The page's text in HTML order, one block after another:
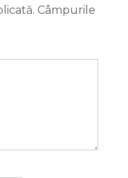
Câmpurile